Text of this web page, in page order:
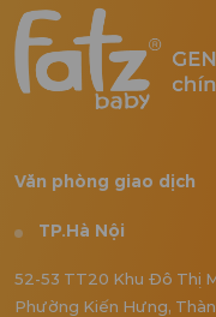
Văn phòng giao dịch
TP.Hà Nội
52-53 TT20 Khu Đô Thị
Phường Kiến Hưng,